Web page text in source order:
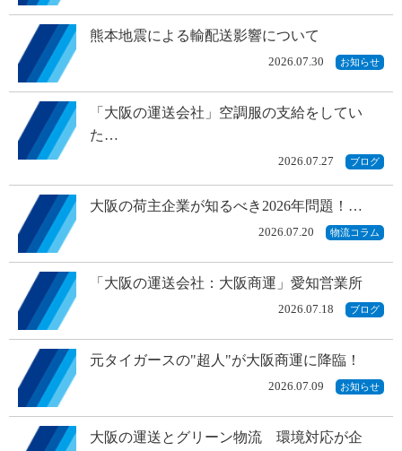
熊本地震による輸配送影響について
2026.07.30 お知らせ
「大阪の運送会社」空調服の支給をしてい
た…
2026.07.27 ブログ
大阪の荷主企業が知るべき2026年問題！…
2026.07.20 物流コラム
「大阪の運送会社：大阪商運」愛知営業所
2026.07.18 ブログ
元タイガースの"超人"が大阪商運に降臨！
2026.07.09 お知らせ
大阪の運送とグリーン物流 環境対応が企